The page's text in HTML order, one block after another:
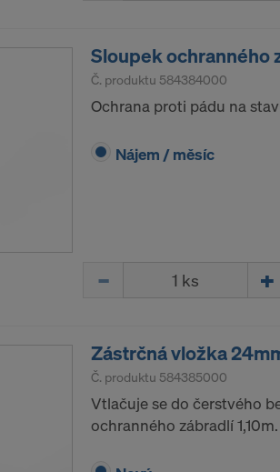
Sloupek ochranného
Č. produktu 584384000
Ochrana proti pádu na
Nájem / měsíc
Zástrčná vložka
Č. produktu 584385000
Vtlačuje se do čerstvého
ochranného zábradlí 1,10m.
abychom mohli těmto